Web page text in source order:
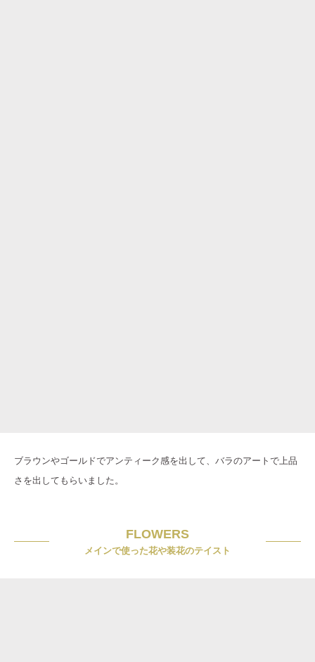
ブラウンやゴールドでアンティーク感を出して、バラのアートで上品
さを出してもらいました。
FLOWERS
メインで使った花や装花のテイスト